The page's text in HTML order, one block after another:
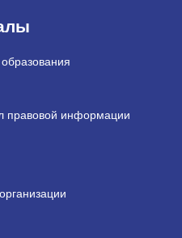
правовой информации